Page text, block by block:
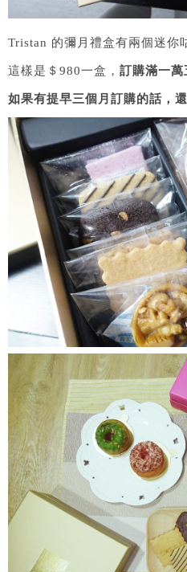
Tristan 的彌月禮盒有兩個迷你
這樣是＄980一盒， 訂購滿一
如果有提早三個月訂購的話，